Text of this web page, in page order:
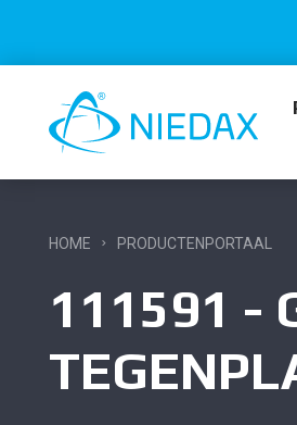
HOME PRODUCTENPORTAAL
111591 -